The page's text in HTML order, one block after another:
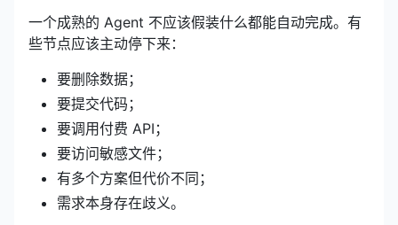
一个成熟的 Agent 不应该假装什么都能自动完成。有
些节点应该主动停下来：
要删除数据；
要提交代码；
要调用付费 API；
要访问敏感文件；
有多个方案但代价不同；
需求本身存在歧义。